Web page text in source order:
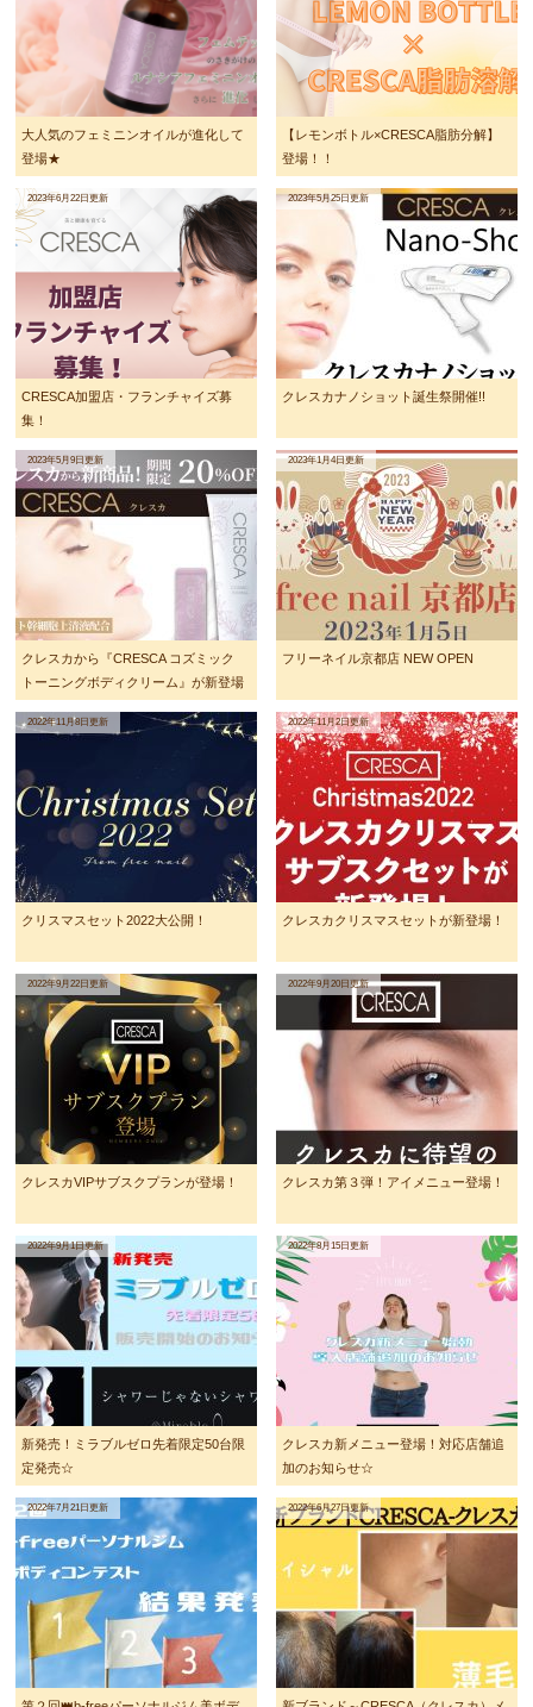
大人気のフェミニンオイルが進化して
登場★
【レモンボトル×CRESCA脂肪分解】
登場！！
CRESCA加盟店・フランチャイズ募
集！
2023年6月22日更新
クレスカナノショット誕生祭開催!!
2023年5月25日更新
クレスカから『CRESCA コズミック
トーニングボディクリーム』が新登場
2023年5月9日更新
フリーネイル京都店 NEW OPEN
2023年1月4日更新
クリスマスセット2022大公開！
2022年11月8日更新
クレスカクリスマスセットが新登場！
2022年11月2日更新
クレスカVIPサブスクプランが登場！
2022年9月22日更新
クレスカ第３弾！アイメニュー登場！
2022年9月20日更新
新発売！ミラブルゼロ先着限定50台限
定発売☆
2022年9月1日更新
クレスカ新メニュー登場！対応店舗追
加のお知らせ☆
2022年8月15日更新
2022年7月21日更新 2022年6月27日更新